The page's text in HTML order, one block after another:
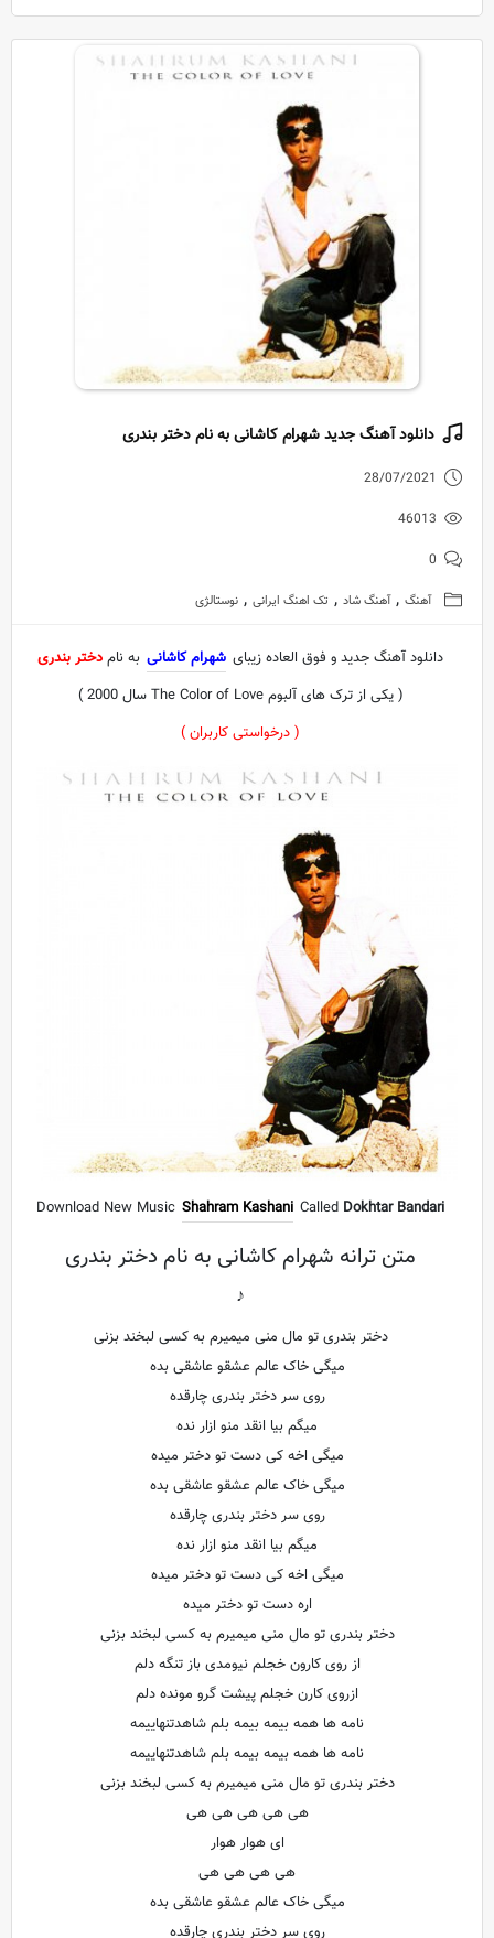
دانلود آهنگ جدید شهرام کاشانی به نام دختر بندری
28/07/2021
46013
0
آهنگ , آهنگ شاد , تک اهنگ ایرانی , نوستالژی
دانلود آهنگ جدید و فوق العاده زیبای شهرام کاشانی به نام دختر بندری
( یکی از ترک های آلبوم The Color of Love سال 2000 )
( درخواستی کاربران )
Download New Music Shahram Kashani Called Dokhtar Bandari
متن ترانه شهرام کاشانی به نام دختر بندری
♪
دختر بندری تو مال منی میمیرم به کسی لبخند بزنی
میگی خاک عالم عشقو عاشقی بده
روی سر دختر بندری چارقده
میگم بیا انقد منو ازار نده
میگی اخه کی دست تو دختر میده
میگی خاک عالم عشقو عاشقی بده
روی سر دختر بندری چارقده
میگم بیا انقد منو ازار نده
میگی اخه کی دست تو دختر میده
اره دست تو دختر میده
دختر بندری تو مال منی میمیرم به کسی لبخند بزنی
از روی کارون خجلم نیومدی باز تنگه دلم
ازروی کارن خجلم پیشت گرو مونده دلم
نامه ها همه بیمه بیمه بلم شاهدتنهاییمه
نامه ها همه بیمه بیمه بلم شاهدتنهاییمه
دختر بندری تو مال منی میمیرم به کسی لبخند بزنی
هی هی هی هی هی
ای هوار هوار
هی هی هی هی
میگی خاک عالم عشقو عاشقی بده
روی سر دختر بندری چارقده